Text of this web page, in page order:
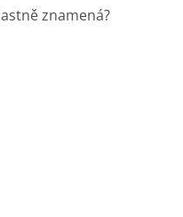
znamená?